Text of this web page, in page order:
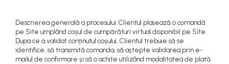
Descrierea generală a procesului: Clientul plasează o comandă
pe Site umplând coșul de cumpărături virtual disponibil pe Site.
Dupa ce a validat conținutul coșului, Clientul trebuie să se
identifice, să transmită comanda, să aștepte validarea prin e-
mailul de confirmare și să o achite utilizând modalitatea de plată